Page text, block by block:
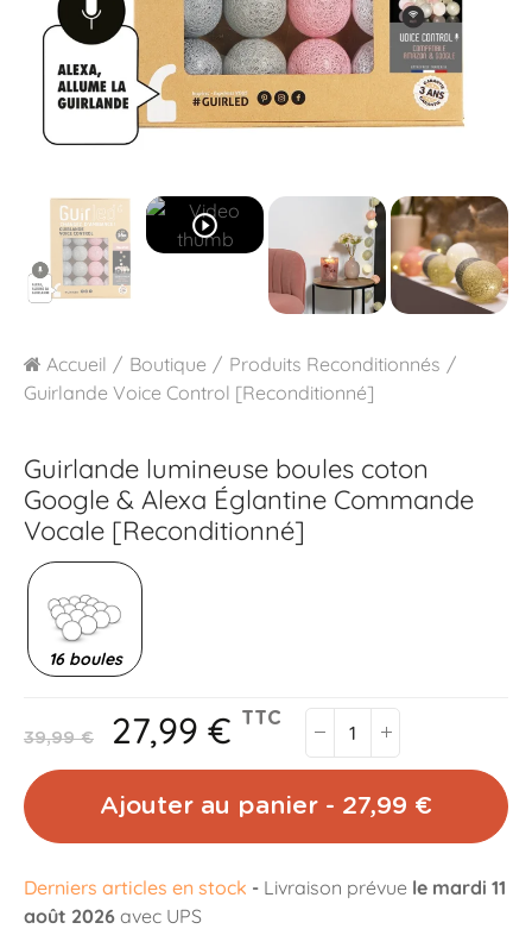
play_circle_outline
Accueil Boutique
Produits Reconditionnés
Guirlande Voice Control [Reconditionné]
Guirlande lumineuse boules coton
Google & Alexa Églantine Commande
Vocale [Reconditionné]
16 boules
39,99 € 27,99 € TTC
Ajouter au panier - 27,99 €
Derniers articles en stock - Livraison prévue le mardi 11
août 2026 avec UPS